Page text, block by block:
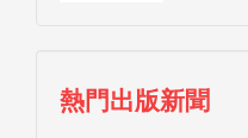
熱門出版新聞